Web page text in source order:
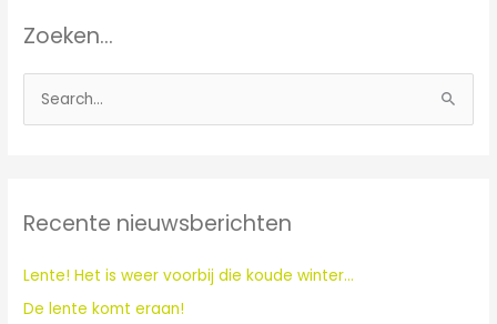
Zoeken…
o
n
a
r
Recente nieuwsberichten
Lente! Het is weer voorbij die koude winter…
De lente komt eraan!